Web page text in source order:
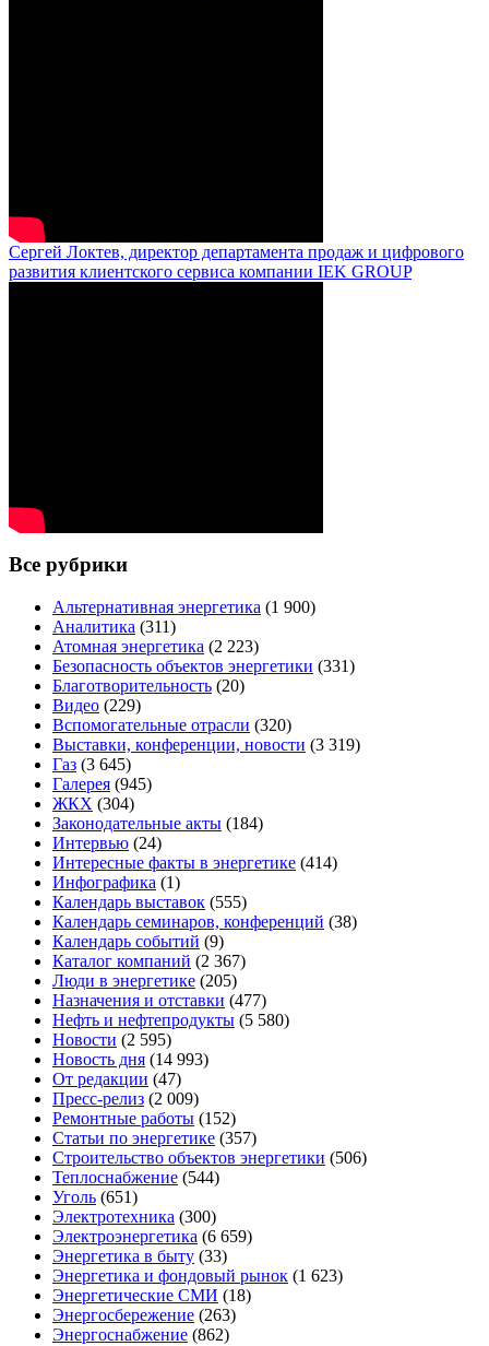
Сергей Локтев, директор департамента продаж и цифрового
развития клиентского сервиса компании IEK GROUP
Все рубрики
Альтернативная энергетика (1 900)
Аналитика (311)
Атомная энергетика (2 223)
Безопасность объектов энергетики (331)
Благотворительность (20)
Видео (229)
Вспомогательные отрасли (320)
Выставки, конференции, новости (3 319)
Газ (3 645)
Галерея (945)
ЖКХ (304)
Законодательные акты (184)
Интервью (24)
Интересные факты в энергетике (414)
Инфографика (1)
Календарь выставок (555)
Календарь семинаров, конференций (38)
Календарь событий (9)
Каталог компаний (2 367)
Люди в энергетике (205)
Назначения и отставки (477)
Нефть и нефтепродукты (5 580)
Новости (2 595)
Новость дня (14 993)
От редакции (47)
Пресс-релиз (2 009)
Ремонтные работы (152)
Статьи по энергетике (357)
Строительство объектов энергетики (506)
Теплоснабжение (544)
Уголь (651)
Электротехника (300)
Электроэнергетика (6 659)
Энергетика в быту (33)
Энергетика и фондовый рынок (1 623)
Энергетические СМИ (18)
Энергосбережение (263)
Энергоснабжение (862)